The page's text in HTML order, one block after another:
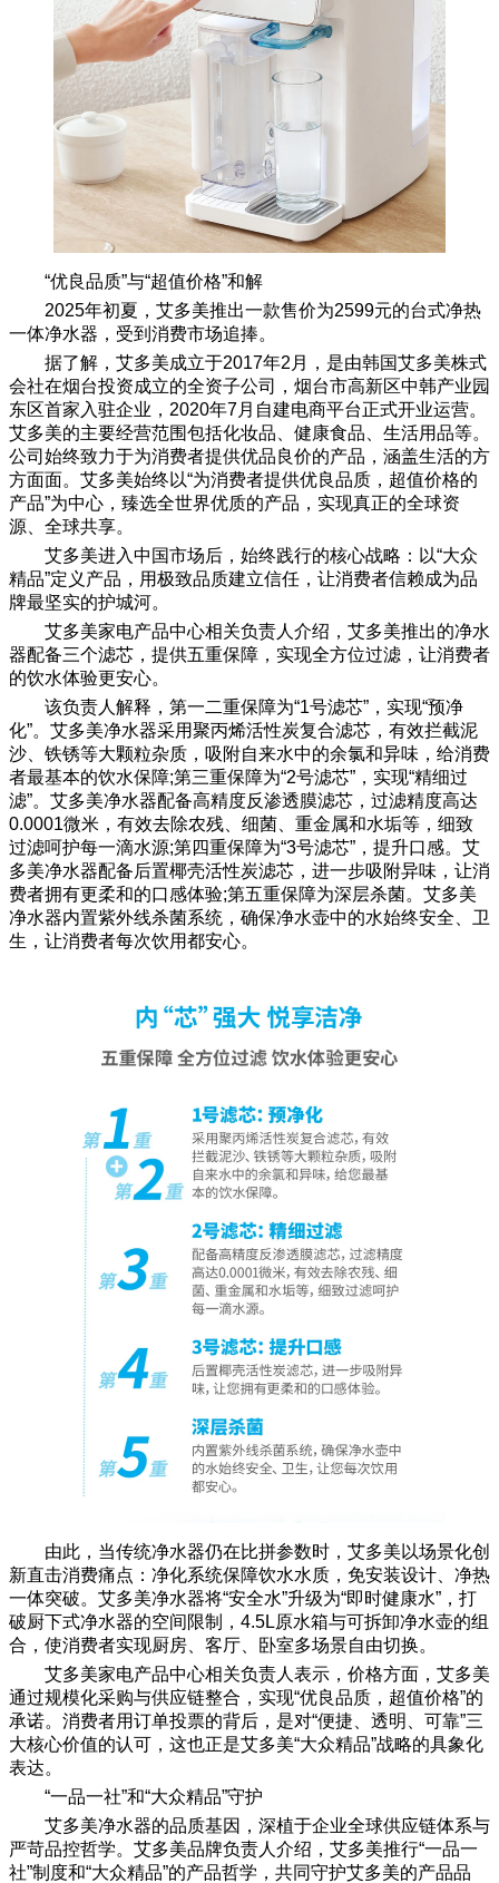
“优良品质”与“超值价格”和解
2025年初夏，艾多美推出一款售价为2599元的台式净热
一体净水器，受到消费市场追捧。
据了解，艾多美成立于2017年2月，是由韩国艾多美株式
会社在烟台投资成立的全资子公司，烟台市高新区中韩产业园
东区首家入驻企业，2020年7月自建电商平台正式开业运营。
艾多美的主要经营范围包括化妆品、健康食品、生活用品等。
公司始终致力于为消费者提供优品良价的产品，涵盖生活的方
方面面。艾多美始终以“为消费者提供优良品质，超值价格的
产品”为中心，臻选全世界优质的产品，实现真正的全球资
源、全球共享。
艾多美进入中国市场后，始终践行的核心战略：以“大众
精品”定义产品，用极致品质建立信任，让消费者信赖成为品
牌最坚实的护城河。
艾多美家电产品中心相关负责人介绍，艾多美推出的净水
器配备三个滤芯，提供五重保障，实现全方位过滤，让消费者
的饮水体验更安心。
该负责人解释，第一二重保障为“1号滤芯”，实现“预净
化”。艾多美净水器采用聚丙烯活性炭复合滤芯，有效拦截泥
沙、铁锈等大颗粒杂质，吸附自来水中的余氯和异味，给消费
者最基本的饮水保障;第三重保障为“2号滤芯”，实现“精细过
滤”。艾多美净水器配备高精度反渗透膜滤芯，过滤精度高达
0.0001微米，有效去除农残、细菌、重金属和水垢等，细致
过滤呵护每一滴水源;第四重保障为“3号滤芯”，提升口感。艾
多美净水器配备后置椰壳活性炭滤芯，进一步吸附异味，让消
费者拥有更柔和的口感体验;第五重保障为深层杀菌。艾多美
净水器内置紫外线杀菌系统，确保净水壶中的水始终安全、卫
生，让消费者每次饮用都安心。
由此，当传统净水器仍在比拼参数时，艾多美以场景化创
新直击消费痛点：净化系统保障饮水水质，免安装设计、净热
一体突破。艾多美净水器将“安全水”升级为“即时健康水”，打
破厨下式净水器的空间限制，4.5L原水箱与可拆卸净水壶的组
合，使消费者实现厨房、客厅、卧室多场景自由切换。
艾多美家电产品中心相关负责人表示，价格方面，艾多美
通过规模化采购与供应链整合，实现“优良品质，超值价格”的
承诺。消费者用订单投票的背后，是对“便捷、透明、可靠”三
大核心价值的认可，这也正是艾多美“大众精品”战略的具象化
表达。
“一品一社”和“大众精品”守护
艾多美净水器的品质基因，深植于企业全球供应链体系与
严苛品控哲学。艾多美品牌负责人介绍，艾多美推行“一品一
社”制度和“大众精品”的产品哲学，共同守护艾多美的产品品